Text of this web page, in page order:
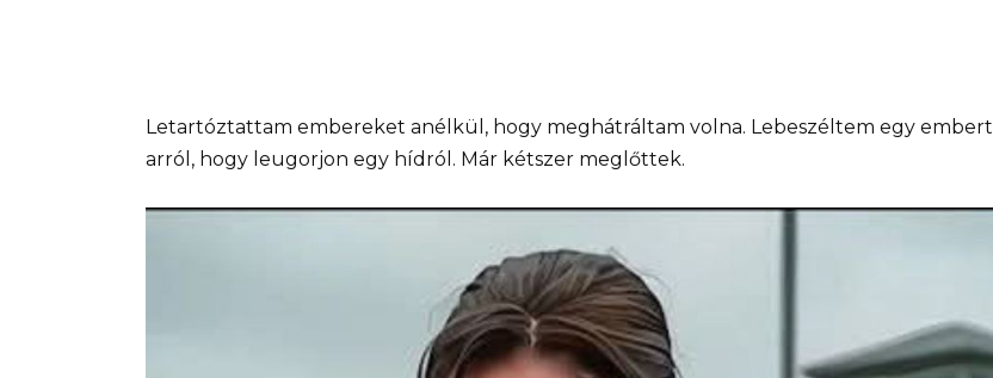
Letartóztattam embereket anélkül, hogy meghátráltam volna. Lebeszéltem egy embert
arról, hogy leugorjon egy hídról. Már kétszer meglőttek.